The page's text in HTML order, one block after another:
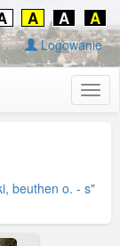
A A A
Logowanie
beuthen o. - s"